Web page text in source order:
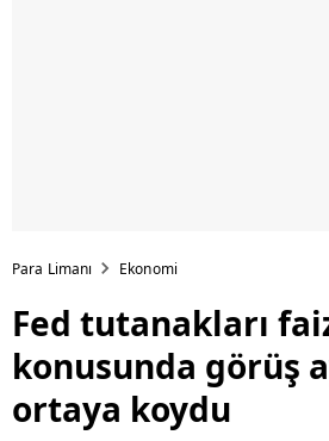
Para Limanı Ekonomi
Fed tutanakları
konusunda görüş
ortaya koydu